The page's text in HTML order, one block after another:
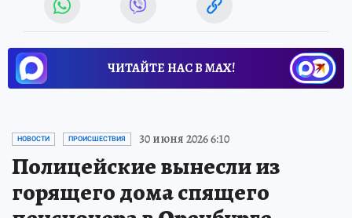
ЧИТАЙТЕ НАС В МАХ!
НОВОСТИ ПРОИСШЕСТВИЯ 30 июня 2026 6:10
Полицейские вынесли из
горящего дома спящего